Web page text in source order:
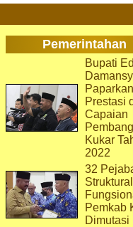
Pemerintahan
Bupati
Paparkan
Prestasi
Capaian
Kukar
2022
32
Pemkab
Dimutasi